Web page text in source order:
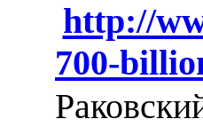
http://
700-